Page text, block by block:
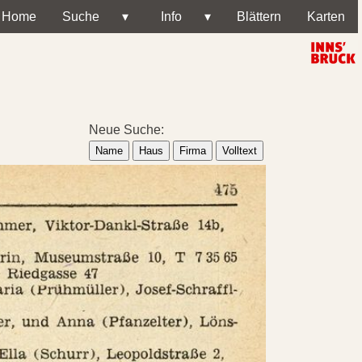
Home Suche ▾ Info ▾ Blättern Karten
Neue Suche:
Name Haus Firma Volltext